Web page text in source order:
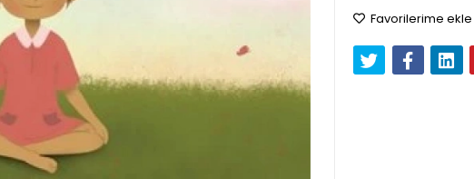
Favorilerime ekle